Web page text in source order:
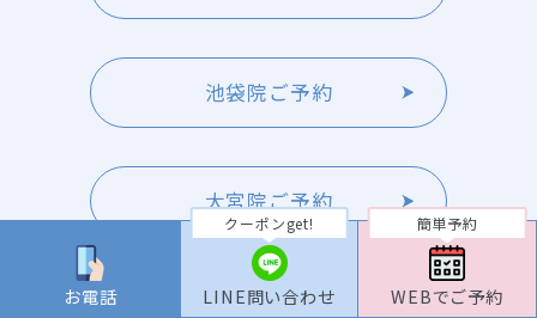
お電話
クーポンget!
LINE問い合わせ
簡単予約
WEBでご予約
池袋院ご予約
大宮院ご予約
横浜院ご予約